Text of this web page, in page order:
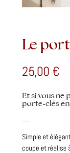
Le
25,00 €
Et si vous ne
porte-clés
Simple et
coupe et réalise